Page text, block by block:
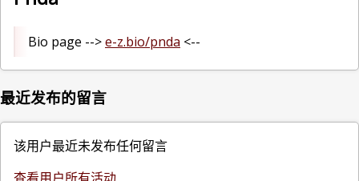
Bio page -->e-z.bio/pnda <--
最近发布的留言
该用户最近未发布任何留言